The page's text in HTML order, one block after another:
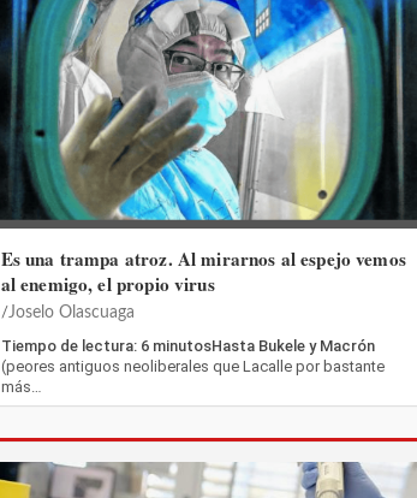
Es una trampa atroz. Al mirarnos al espejo vemos
al enemigo, el propio virus
Joselo Olascuaga
Tiempo de lectura: 6 minutosHasta Bukele y Macrón
(peores antiguos neoliberales que Lacalle por bastante
más…